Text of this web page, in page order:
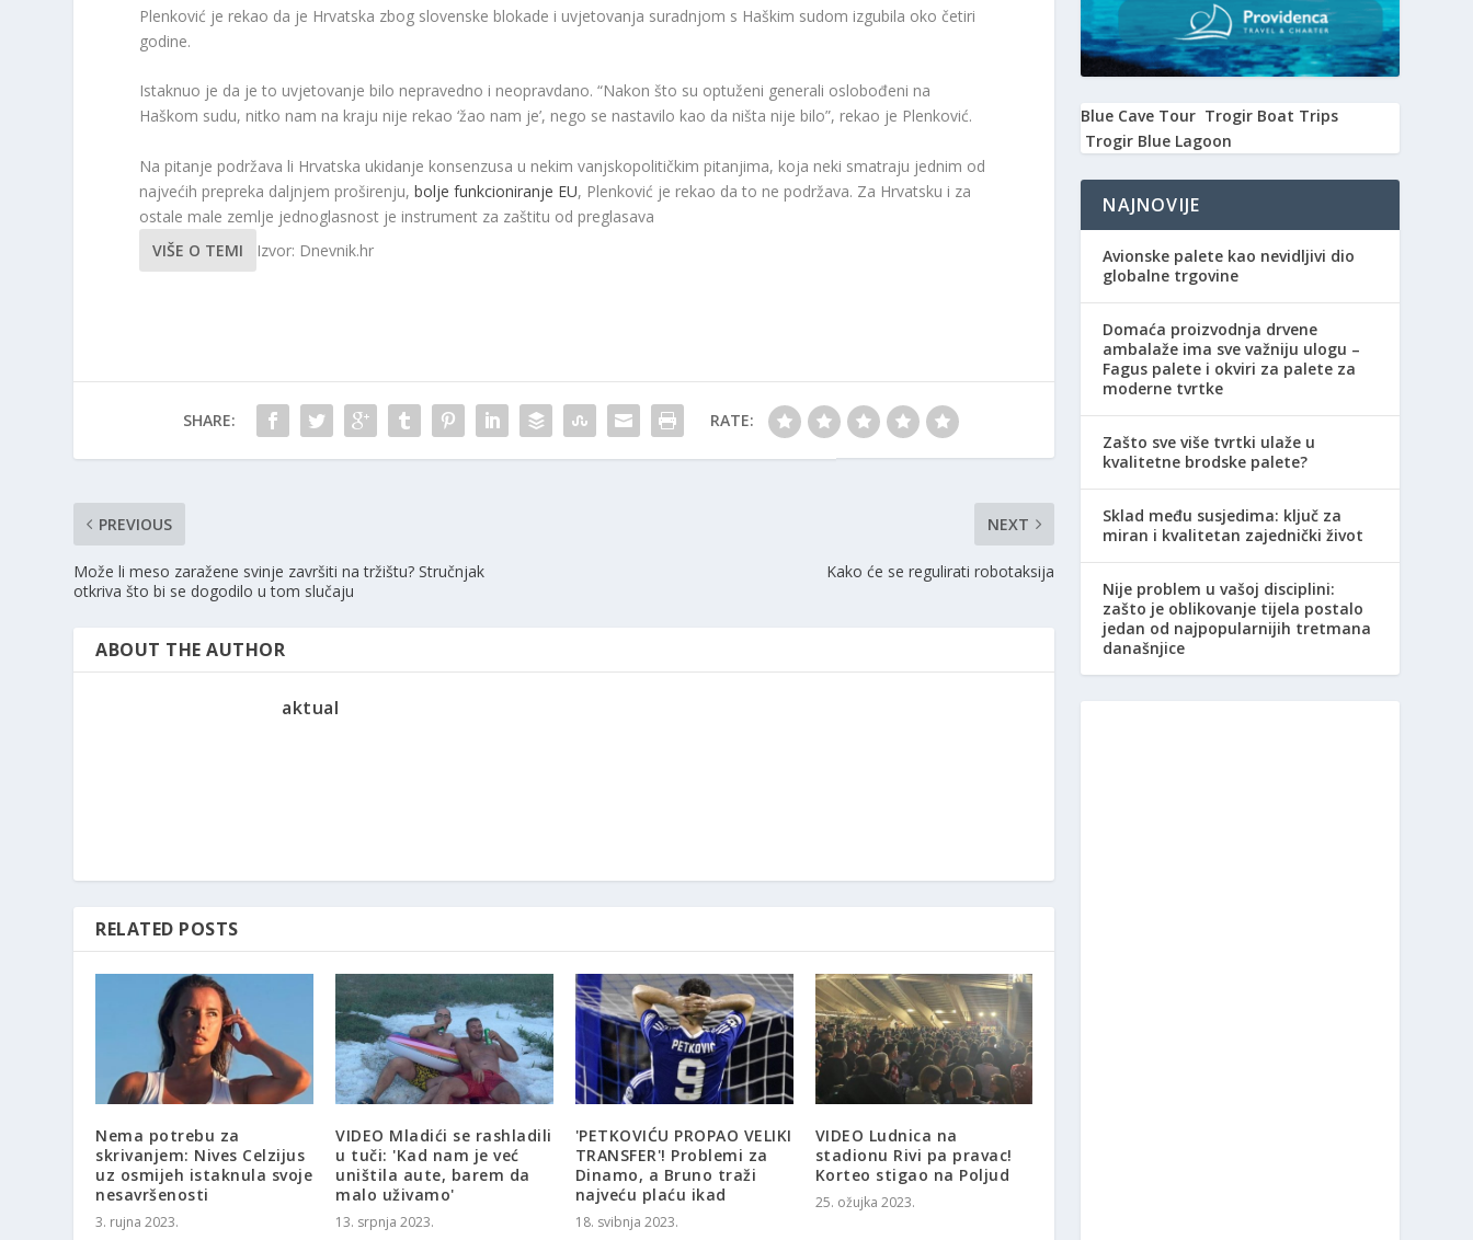
Plenković je rekao da je Hrvatska zbog slovenske blokade i uvjetovanja suradnjom s Haškim sudom izgubila oko četiri
godine.
Istaknuo je da je to uvjetovanje bilo nepravedno i neopravdano. “Nakon što su optuženi generali oslobođeni na
Haškom sudu, nitko nam na kraju nije rekao ‘žao nam je’, nego se nastavilo kao da ništa nije bilo”, rekao je Plenković.
Na pitanje podržava li Hrvatska ukidanje konsenzusa u nekim vanjskopolitičkim pitanjima, koja neki smatraju jednim od
najvećih prepreka daljnjem proširenju,bolje funkcioniranje EU, Plenković je rekao da to ne podržava. Za Hrvatsku i za
ostale male zemlje jednoglasnost je instrument za zaštitu od preglasava
VIŠE O TEMI
Izvor: Dnevnik.hr
SHARE: RATE:
PREVIOUS
Može li meso zaražene svinje završiti na tržištu? Stručnjak
otkriva što bi se dogodilo u tom slučaju
NEXT
Kako će se regulirati robotaksija
ABOUT THE AUTHOR
aktual
RELATED POSTS
Nema potrebu za
skrivanjem: Nives Celzijus
uz osmijeh istaknula svoje
nesavršenosti
3. rujna 2023.
VIDEO Mladići se rashladili
u tuči: 'Kad nam je već
uništila aute, barem da
malo uživamo'
13. srpnja 2023.
'PETKOVIĆU PROPAO VELIKI
TRANSFER'! Problemi za
Dinamo, a Bruno traži
najveću plaću ikad
18. svibnja 2023.
VIDEO Ludnica na
stadionu Rivi pa pravac!
Korteo stigao na Poljud
25. ožujka 2023.
Blue Cave Tour Trogir Boat Trips
Trogir Blue Lagoon
NAJNOVIJE
Avionske palete kao nevidljivi dio
globalne trgovine
Domaća proizvodnja drvene
ambalaže ima sve važniju ulogu –
Fagus palete i okviri za palete za
moderne tvrtke
Zašto sve više tvrtki ulaže u
kvalitetne brodske palete?
Sklad među susjedima: ključ za
miran i kvalitetan zajednički život
Nije problem u vašoj disciplini:
zašto je oblikovanje tijela postalo
jedan od najpopularnijih tretmana
današnjice